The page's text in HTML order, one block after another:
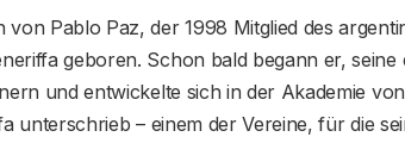
von Pablo Paz, der 1998 Mitglied des
geboren. Schon bald begann er, seine
und entwickelte sich in der Akademie
unterschrieb – einem der Vereine, für die